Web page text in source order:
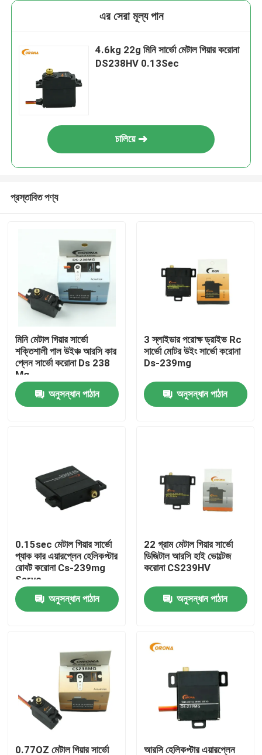
পরিচিতি
আরসি সার্ভো মোটর
মিনি সার্ভো মোটর
মাঝারি সার্ভো মোটর
মেটাল গিয়ার সার্ভো
ডিজিটাল সার্ভো মোটর
এর সেরা মূল্য পান
4.6kg 22g মিনি সার্ভো মেটাল গিয়ার করোনা
DS238HV 0.13Sec
চালিয়ে
প্রস্তাবিত পণ্য
মিনি মেটাল গিয়ার সার্ভো
শক্তিশালী পাল উইঞ্চ আরসি কার
প্লেন সার্ভো করোনা Ds 238
Mg
অনুসন্ধান পাঠান
3 স্লাইডার পরোক্ষ ড্রাইভ Rc
সার্ভো মোটর উইং সার্ভো করোনা
Ds-239mg
অনুসন্ধান পাঠান
0.15sec মেটাল গিয়ার সার্ভো
প্যাক কার এয়ারপ্লেন হেলিকপ্টার
রোবট করোনা Cs-239mg
Servo
অনুসন্ধান পাঠান
22 গ্রাম মেটাল গিয়ার সার্ভো
ডিজিটাল আরসি হাই ভোল্টেজ
করোনা CS239HV
অনুসন্ধান পাঠান
0.77OZ মেটাল গিয়ার সার্ভো আরসি হেলিকপ্টার এয়ারপ্লেন